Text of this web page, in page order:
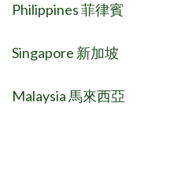
Philippines 菲律賓
Singapore 新加坡
Malaysia 馬來西亞